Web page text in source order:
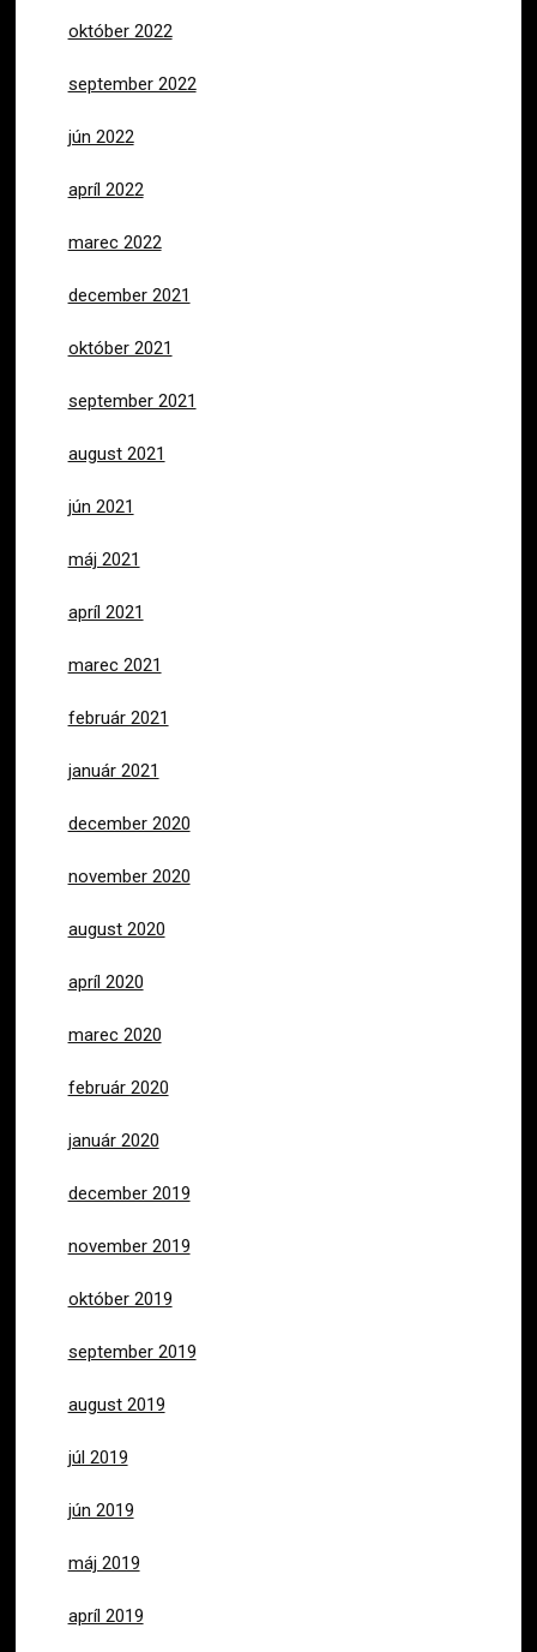
október 2022
september 2022
jún 2022
apríl 2022
marec 2022
december 2021
október 2021
september 2021
august 2021
jún 2021
máj 2021
apríl 2021
marec 2021
február 2021
január 2021
december 2020
november 2020
august 2020
apríl 2020
marec 2020
február 2020
január 2020
december 2019
november 2019
október 2019
september 2019
august 2019
júl 2019
jún 2019
máj 2019
apríl 2019